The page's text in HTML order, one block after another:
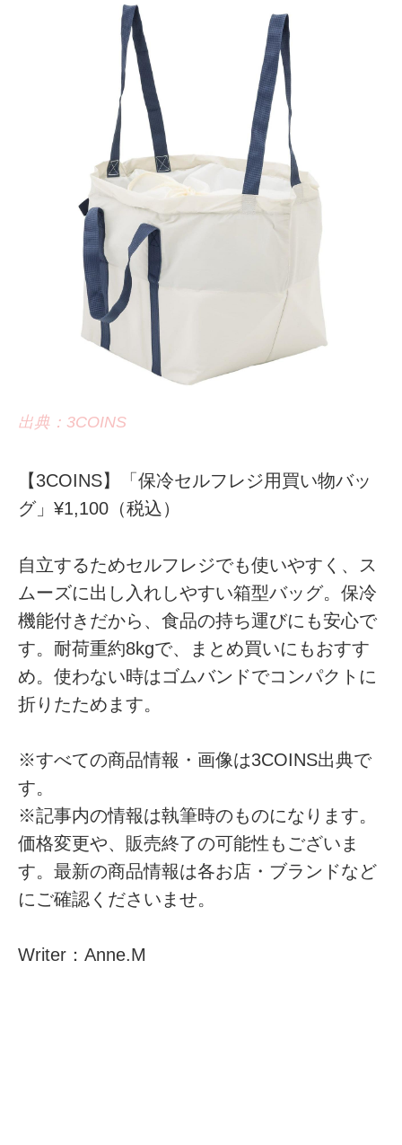
出典：3COINS
【3COINS】「保冷セルフレジ用買い物バッ
グ」¥1,100（税込）
自立するためセルフレジでも使いやすく、ス
ムーズに出し入れしやすい箱型バッグ。保冷
機能付きだから、食品の持ち運びにも安心で
す。耐荷重約8kgで、まとめ買いにもおすす
め。使わない時はゴムバンドでコンパクトに
折りたためます。
※すべての商品情報・画像は3COINS出典で
す。
※記事内の情報は執筆時のものになります。
価格変更や、販売終了の可能性もございま
す。最新の商品情報は各お店・ブランドなど
にご確認くださいませ。
Writer：Anne.M